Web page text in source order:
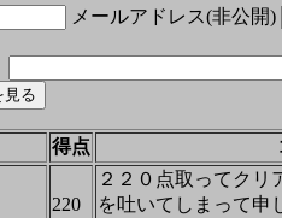
メールアドレス(非公開)
得点
220
２２０点取ってクリ
を吐いてしまって申